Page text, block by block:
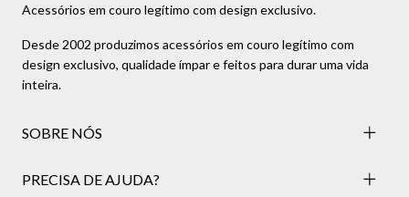
Acessórios em couro legítimo com design exclusivo.
Desde 2002 produzimos acessórios em couro legítimo com
design exclusivo, qualidade ímpar e feitos para durar uma vida
inteira.
SOBRE NÓS
PRECISA DE AJUDA?